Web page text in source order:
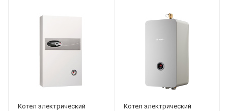
Котел электрический
Котел электрический